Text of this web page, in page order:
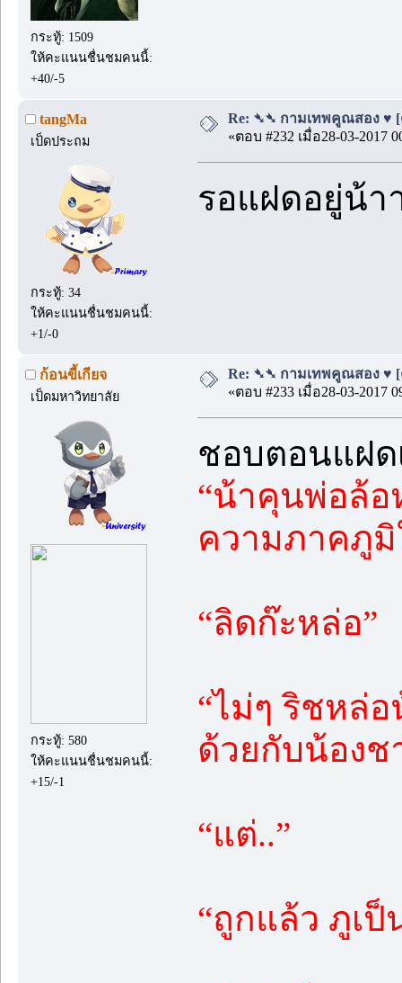
กระทู้: 1509
ให้คะแนนชื่นชมคนนี้:
+40/-5
tangMa
เป็ดประถม
กระทู้: 34
ให้คะแนนชื่นชมคนนี้:
+1/-0
Re: ➴➴ กามเทพคูณสอง ♥ [
«ตอบ #232 เมื่อ28-03-2017
รอแฝดอยู่น้า
ก้อนขี้เกียจ
เป็ดมหาวิทยาลัย
กระทู้: 580
ให้คะแนนชื่นชมคนนี้:
+15/-1
Re: ➴➴ กามเทพคูณสอง ♥ [
«ตอบ #233 เมื่อ28-03-2017
ชอบตอนแฝด
“น้าคุนพ่อล้อ
ความภาคภูมิ
“ลิดก๊ะหล่อ”
“ไม่ๆ ริชหล่
ด้วยกับน้องช
“แต่..”
“ถูกแล้ว ภูเป็